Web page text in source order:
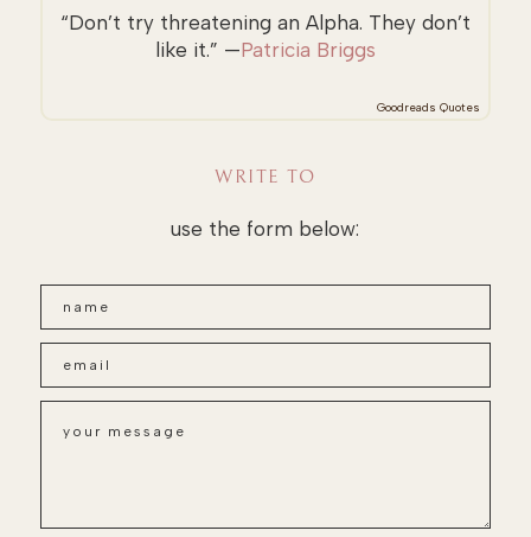
“Don’t try threatening an Alpha. They don’t
like it.” —Patricia Briggs
Goodreads Quotes
WRITE TO
use the form below: